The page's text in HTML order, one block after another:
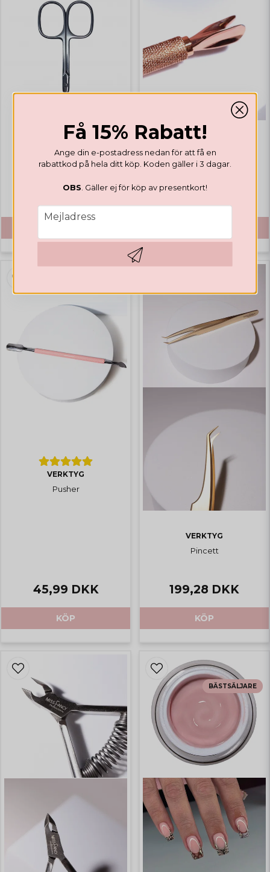
Nagelbandssax Pincher
VERKTYG
Pusher
45,99 DKK
KÖP
VERKTYG
Pincett
199,28 DKK
KÖP
BÄSTSÄLJARE
Få 15% Rabatt!
Ange din e-postadress nedan för att få en
rabattkod på hela ditt köp. Koden gäller i 3 dagar.
OBS . Gäller ej för köp av presentkort!
email
Mejladress